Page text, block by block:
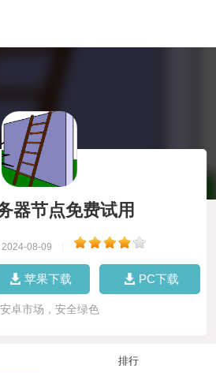
器节点免费试用
2024-08-09
苹果下载 PC下载
安卓市场，安全绿色
排行